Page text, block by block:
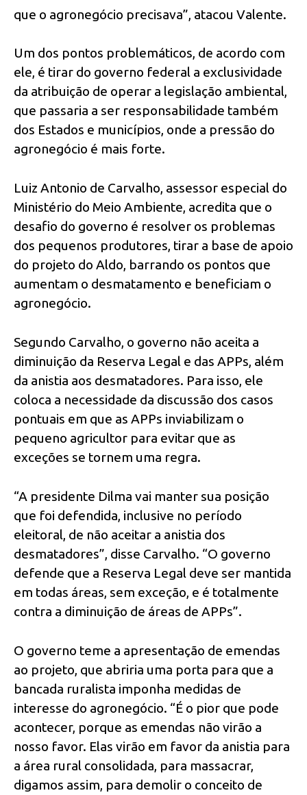
que o agronegócio precisava”, atacou Valente.
Um dos pontos problemáticos, de acordo com
ele, é tirar do governo federal a exclusividade
da atribuição de operar a legislação ambiental,
que passaria a ser responsabilidade também
dos Estados e municípios, onde a pressão do
agronegócio é mais forte.
Luiz Antonio de Carvalho, assessor especial do
Ministério do Meio Ambiente, acredita que o
desafio do governo é resolver os problemas
dos pequenos produtores, tirar a base de apoio
do projeto do Aldo, barrando os pontos que
aumentam o desmatamento e beneficiam o
agronegócio.
Segundo Carvalho, o governo não aceita a
diminuição da Reserva Legal e das APPs, além
da anistia aos desmatadores. Para isso, ele
coloca a necessidade da discussão dos casos
pontuais em que as APPs inviabilizam o
pequeno agricultor para evitar que as
exceções se tornem uma regra.
“A presidente Dilma vai manter sua posição
que foi defendida, inclusive no período
eleitoral, de não aceitar a anistia dos
desmatadores”, disse Carvalho. “O governo
defende que a Reserva Legal deve ser mantida
em todas áreas, sem exceção, e é totalmente
contra a diminuição de áreas de APPs”.
O governo teme a apresentação de emendas
ao projeto, que abriria uma porta para que a
bancada ruralista imponha medidas de
interesse do agronegócio. “É o pior que pode
acontecer, porque as emendas não virão a
nosso favor. Elas virão em favor da anistia para
a área rural consolidada, para massacrar,
digamos assim, para demolir o conceito de